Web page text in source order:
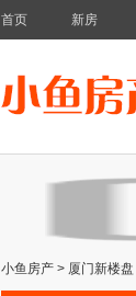
首页 新房
小鱼房产 > 厦门新楼盘